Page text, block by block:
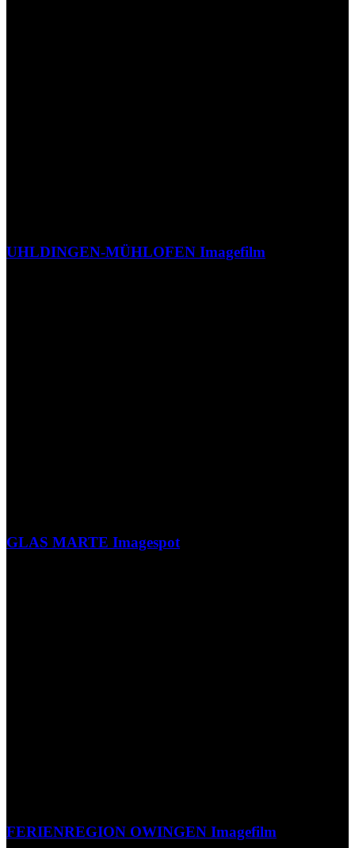
UHLDINGEN-MÜHLOFEN Imagefilm
GLAS MARTE Imagespot
FERIENREGION OWINGEN Imagefilm